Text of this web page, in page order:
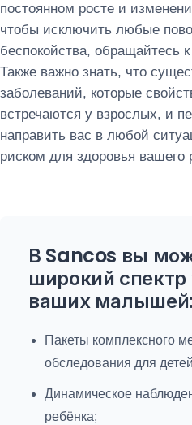
постоянном росте и
чтобы исключить любые
беспокойства, обращайтесь
Также важно знать, что
заболеваний, которые
встречаются у взрослых, и
направить вас в любой
риском для здоровья вашего
В Sancos вы
широкий спектр
ваших малышей:
Пакеты комплексного
обследования для
Динамическое
ребёнка;